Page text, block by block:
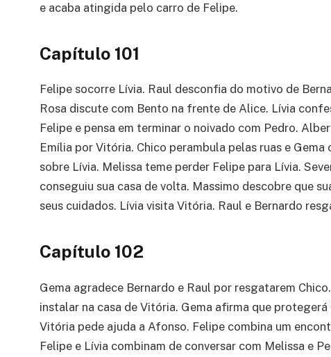
e acaba atingida pelo carro de Felipe.
Capítulo 101
Felipe socorre Lívia. Raul desconfia do motivo de
Rosa discute com Bento na frente de Alice. Lívia
Felipe e pensa em terminar o noivado com Pedro.
Emília por Vitória. Chico perambula pelas ruas e
sobre Lívia. Melissa teme perder Felipe para Lívia.
conseguiu sua casa de volta. Massimo descobre que
seus cuidados. Lívia visita Vitória. Raul e Bernardo
Capítulo 102
Gema agradece Bernardo e Raul por resgatarem
instalar na casa de Vitória. Gema afirma que
Vitória pede ajuda a Afonso. Felipe combina um
Felipe e Lívia combinam de conversar com Melissa e